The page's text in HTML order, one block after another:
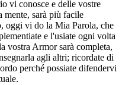
vi conosce e delle vostre
mente, sarà più facile
oggi vi do la Mia Parola, che
e l'usiate ogni volta
vostra Armor sarà completa,
agli altri; ricordate di
perché possiate difendervi